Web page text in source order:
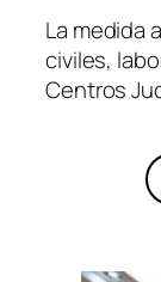
La medida
civiles,
Centros